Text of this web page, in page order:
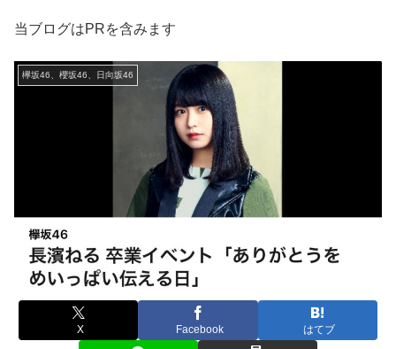
当ブログはPRを含みます
欅坂46、櫻坂46、日向坂46
X Facebook はてブ